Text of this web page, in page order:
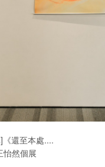
還至本處....
怡然個展